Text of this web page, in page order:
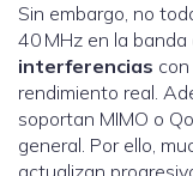
Sin embargo, no
40 MHz en la
interferencias
rendimiento real.
soportan MIMO o
general. Por ello,